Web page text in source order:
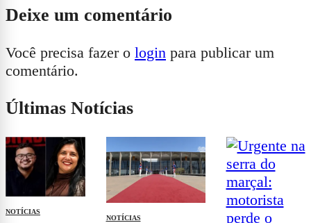
Deixe um comentário
Você precisa fazer o login para publicar um
comentário.
Últimas Notícias
NOTÍCIAS
NOTÍCIAS